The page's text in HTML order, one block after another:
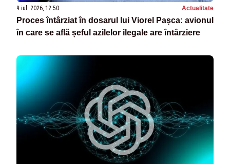
9 iul. 2026, 12:50 Actualitate
Proces întârziat în dosarul lui Viorel Pașca: avionul
în care se află șeful azilelor ilegale are întârziere